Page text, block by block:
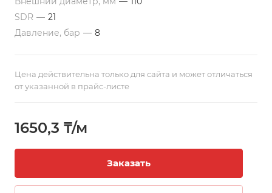
Все цены указаны с учетом НДС на условиях EXW г.
Актау. Трубы изготавливаются в отрезках по 12 м. По
требованию заказчика, возможно производство труб
полиэтиленовое сырье.
SDR — 21
Давление, бар — 8
Цена действительна только для сайта и может отличаться
от указанной в прайс-листе
1650,3 ₸/м
Заказать